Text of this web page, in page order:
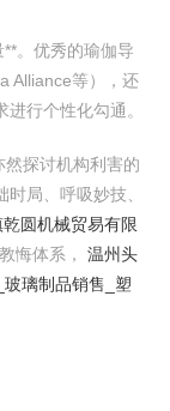
。优秀的瑜伽导
Alliance等），还
行个性化勾通。
然探讨机构利害的
局、呼吸妙技、
圆机械贸易有限
悔体系， 温州头
璃制品销售_塑